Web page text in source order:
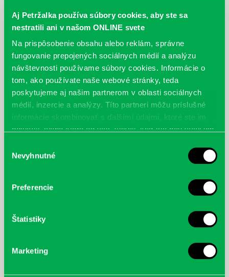
Aj Petržalka používa súbory cookies, aby ste sa
nestratili ani v našom ONLINE svete
Na prispôsobenie obsahu alebo reklám, správne
fungovanie prepojených sociálnych médií a analýzu
návštevnosti používame súbory cookies. Informácie o
tom, ako používate naše webové stránky, teda
poskytujeme aj našim partnerom v oblasti sociálnych
médií, inzercie a analýzy. Títo partneri môžu príslušné
informácie skombinovať s ďalšími údajmi, ktoré ste im
poskytli, alebo ktoré od vás získali, keď ste používali ich
súhlasu
Nevyhnutné
Preferencie
Štatistiky
Marketing
cyklistu modernej doby: